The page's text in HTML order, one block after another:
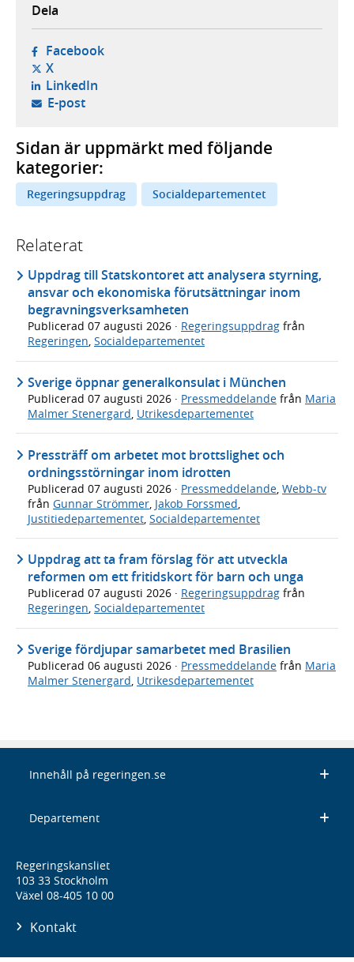
Dela
Facebook- öppnas i ny flik, extern webbplats,
X- öppnas i ny flik, extern webbplats,
LinkedIn- öppnas i ny flik, extern webbplats,
E-post- öppnar din e-postklient,
Sidan är uppmärkt med följande
kategorier:
Regeringsuppdrag Socialdepartementet
Relaterat
Uppdrag till Statskontoret att analysera styrning,
ansvar och ekonomiska förutsättningar inom
begravningsverksamheten
Publicerad 07 augusti 2026 · Regeringsuppdrag från
Regeringen, Socialdepartementet
Sverige öppnar generalkonsulat i München
Publicerad 07 augusti 2026 · Pressmeddelande från Maria
Malmer Stenergard, Utrikesdepartementet
Pressträff om arbetet mot brottslighet och
ordningsstörningar inom idrotten
Publicerad 07 augusti 2026 · Pressmeddelande Webb-tv
från Gunnar Strömmer Jakob Forssmed
Justitiedepartementet Socialdepartementet
Uppdrag att ta fram förslag för att utveckla
reformen om ett fritidskort för barn och unga
Publicerad 07 augusti 2026 · Regeringsuppdrag från
Regeringen, Socialdepartementet
Sverige fördjupar samarbetet med Brasilien
Publicerad 06 augusti 2026 · Pressmeddelande från Maria
Malmer Stenergard, Utrikesdepartementet
Innehåll på regeringen.se
Departement
Regeringskansliet
103 33 Stockholm
Växel 08-405 10 00
Kontakt